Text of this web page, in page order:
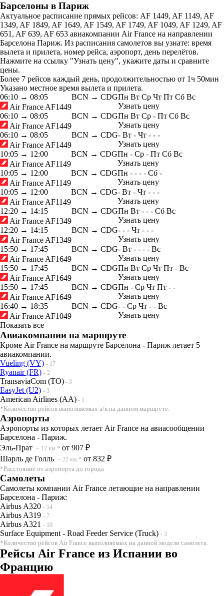
Барселоны в Париж
Актуальное расписание прямых рейсов: AF 1449, AF 1149, AF
1349, AF 1849, AF 1649, AF 1549, AF 1749, AF 1049, AF 1249, AF
651, AF 639, AF 653 авиакомпании Air France на направлении
Барселона Париж. Из расписания самолетов вы узнате: время
вылета и прилета, номер рейса, аэропорт, день перелётов.
Нажмите на ссылку "Узнать цену", укажите даты и сравните
цены.
Более 7 рейсов каждый день, продолжительностью от 1ч 50мин
Указано местное время вылета и прилета.
06:10 → 08:05
Air France AF1449
BCN → CDGПн Вт Ср Чт Пт Сб Вс
Узнать цену
06:10 → 08:05
Air France AF1449
BCN → CDGПн Вт Ср - Пт Сб Вс
Узнать цену
06:10 → 08:05
Air France AF1449
BCN → CDG- Вт - Чт - - -
Узнать цену
10:05 → 12:00
Air France AF1149
BCN → CDGПн - Ср - Пт Сб Вс
Узнать цену
10:05 → 12:00
Air France AF1149
BCN → CDGПн - - - - Сб -
Узнать цену
10:05 → 12:00
Air France AF1149
BCN → CDG- Вт - Чт - - -
Узнать цену
12:20 → 14:15
Air France AF1349
BCN → CDGПн Вт - - - Сб Вс
Узнать цену
12:20 → 14:15
Air France AF1349
BCN → CDG- - - Чт - - -
Узнать цену
15:50 → 17:45
Air France AF1649
BCN → CDG- Вт - - - - Вс
Узнать цену
15:50 → 17:45
Air France AF1649
BCN → CDGПн Вт Ср Чт Пт - Вс
Узнать цену
15:50 → 17:45
Air France AF1649
BCN → CDGПн - Ср Чт Пт - -
Узнать цену
16:40 → 18:35
Air France AF1049
BCN → CDG- - Ср Чт - - Вс
Узнать цену
Показать все
Авиакомпании на маршруте
Кроме Air France на маршруте Барселона - Париж летает 5
авиакомпании.
Vueling (VY) - 17
Ryanair (FR) - 2
TransaviaCom (TO) - 3
EasyJet (U2) - 3
American Airlines (AA) - 1
*Количество рейсов выполняемых а/к на данном маршруте.
Аэропорты
Аэропорты из которых летает Air France на авиасообщении
Барселона - Париж.
Эль-Прат ~ 12 км.* от 907 ₽
Шарль де Голль ~ 22 км.* от 832 ₽
*Расстояние от аэропорта до города
Самолеты
Самолеты компании Air France летающие на направлении
Барселона - Париж:
Airbus A320 - 14
Airbus A319 - 7
Airbus A321 - 10
Surface Equipment - Road Feeder Service (Truck) - 3
*Количество рейсов Air France выполняемых на данной модели самолета.
Рейсы Air France из Испании во
Францию